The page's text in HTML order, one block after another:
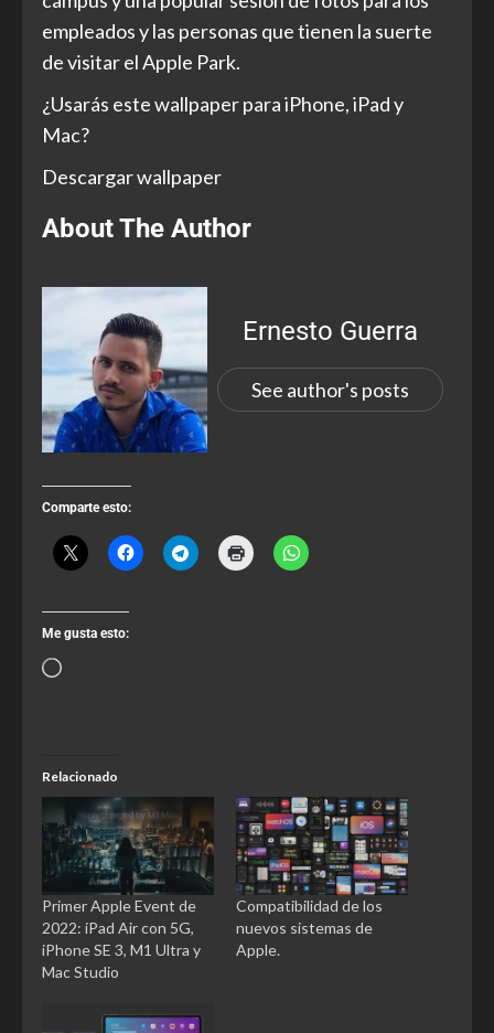
empleados y las personas que tienen la suerte
de visitar el Apple Park.
¿Usarás este wallpaper para iPhone, iPad y
Mac?
Descargar wallpaper
About The Author
Ernesto Guerra
See author's posts
Comparte esto:
Me gusta esto:
Relacionado
Primer Apple Event de
2022: iPad Air con 5G,
iPhone SE 3, M1 Ultra y
Mac Studio
Compatibilidad de los
nuevos sistemas de
Apple.